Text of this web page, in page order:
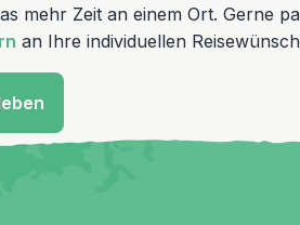
mehr Zeit an einem Ort. Gerne
an Ihre individuellen